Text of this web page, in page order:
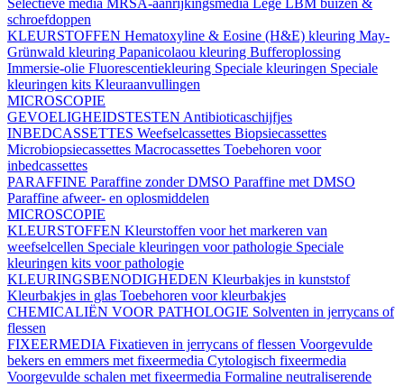
Selectieve media MRSA-aanrijkingsmedia Lege LBM buizen &
schroefdoppen
KLEURSTOFFEN Hematoxyline & Eosine (H&E) kleuring May-
Grünwald kleuring Papanicolaou kleuring Bufferoplossing
Immersie-olie Fluorescentiekleuring Speciale kleuringen Speciale
kleuringen kits Kleuraanvullingen
MICROSCOPIE
GEVOELIGHEIDSTESTEN Antibioticaschijfjes
INBEDCASSETTES Weefselcassettes Biopsiecassettes
Microbiopsiecassettes Macrocassettes Toebehoren voor
inbedcassettes
PARAFFINE Paraffine zonder DMSO Paraffine met DMSO
Paraffine afweer- en oplosmiddelen
MICROSCOPIE
KLEURSTOFFEN Kleurstoffen voor het markeren van
weefselcellen Speciale kleuringen voor pathologie Speciale
kleuringen kits voor pathologie
KLEURINGSBENODIGHEDEN Kleurbakjes in kunststof
Kleurbakjes in glas Toebehoren voor kleurbakjes
CHEMICALIËN VOOR PATHOLOGIE Solventen in jerrycans of
flessen
FIXEERMEDIA Fixatieven in jerrycans of flessen Voorgevulde
bekers en emmers met fixeermedia Cytologisch fixeermedia
Voorgevulde schalen met fixeermedia Formaline neutraliserende